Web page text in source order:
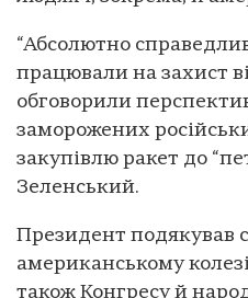
“Абсолютно
працювали на захист
обговорили
заморожених
закупівлю ракет до
Зеленський.
Президент подякував
американському
також Конгресу й